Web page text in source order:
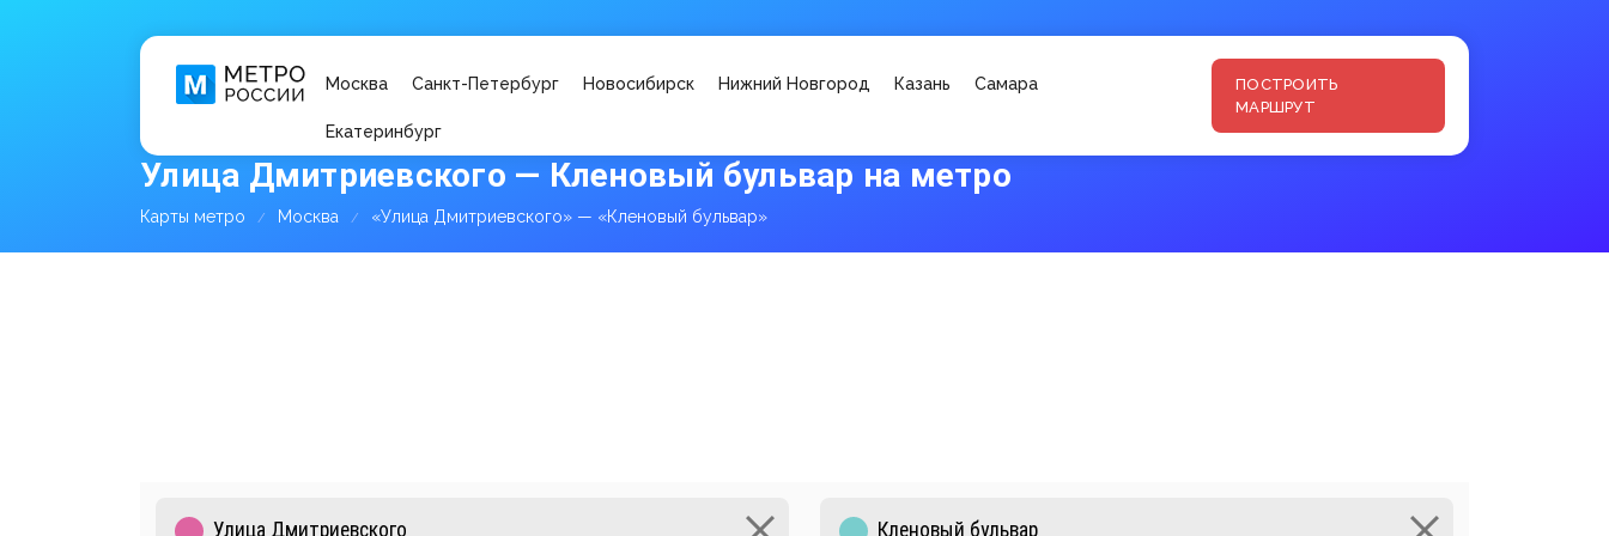
Москва Санкт-Петербург Новосибирск Нижний Новгород Казань Самара
Екатеринбург
ПОСТРОИТЬ
МАРШРУТ
Улица Дмитриевского — Кленовый бульвар на метро
Карты метро Москва «Улица Дмитриевского» — «Кленовый бульвар»